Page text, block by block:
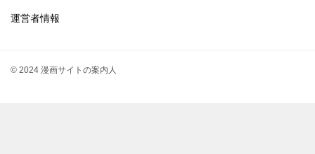
運営者情報
© 2024 漫画サイトの案内人